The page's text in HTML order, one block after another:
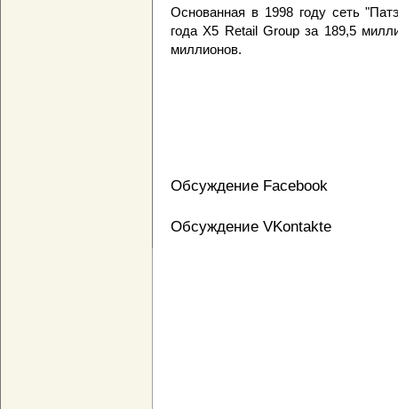
Основанная в 1998 году сеть
года X5 Retail Group за 189,5
миллионов.
Обсуждение Facebook
Обсуждение VKontakte